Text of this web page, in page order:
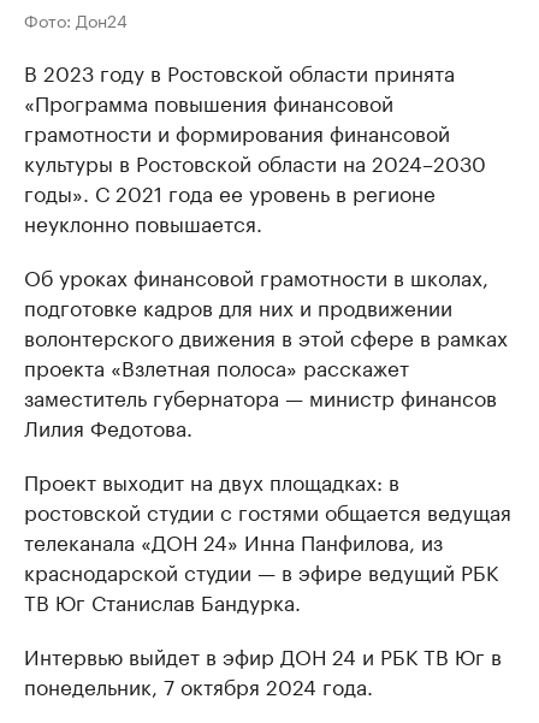
Фото: Дон24
В 2023 году в Ростовской области принята
«Программа повышения финансовой
грамотности и формирования финансовой
культуры в Ростовской области на 2024–2030
годы». С 2021 года ее уровень в регионе
неуклонно повышается.
Об уроках финансовой грамотности в школах,
подготовке кадров для них и продвижении
волонтерского движения в этой сфере в рамках
проекта «Взлетная полоса» расскажет
заместитель губернатора — министр финансов
Лилия Федотова.
Проект выходит на двух площадках: в
ростовской студии с гостями общается ведущая
телеканала «ДОН 24» Инна Панфилова, из
краснодарской студии — в эфире ведущий РБК
ТВ Юг Станислав Бандурка.
Интервью выйдет в эфир ДОН 24 и РБК ТВ Юг в
понедельник, 7 октября 2024 года.